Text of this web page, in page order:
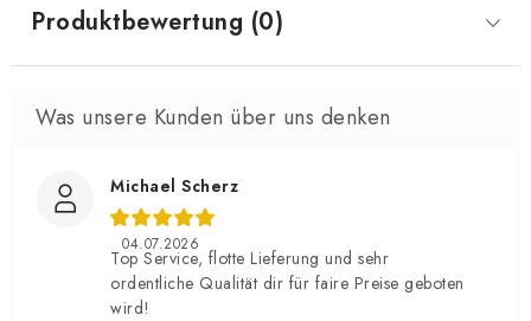
Produktbewertung (0)
Michael Scherz
04.07.2026
Top Service, flotte Lieferung und sehr
ordentliche Qualität dir für faire Preise geboten
wird!